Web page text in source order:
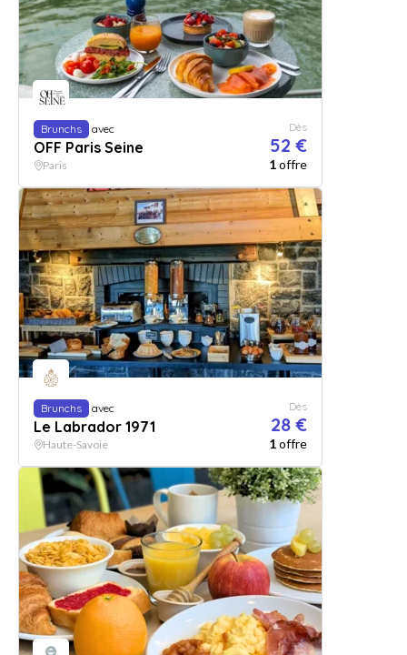
Brunchs avec
OFF Paris Seine
Dès
52 €
Paris 1offre
Brunchs avec
Le Labrador 1971
Dès
28 €
Haute-Savoie 1offre